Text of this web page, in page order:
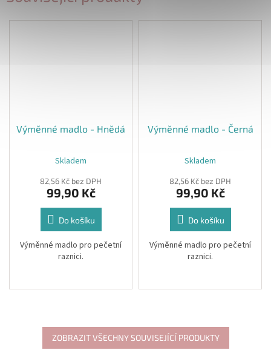
Výměnné madlo - Hnědá
Skladem
82,56 Kč bez DPH
99,90 Kč
Do košíku
Výměnné madlo pro pečetní
raznici.
Barva: Hnědá
Výměnné madlo - Černá
Skladem
82,56 Kč bez DPH
99,90 Kč
Do košíku
Výměnné madlo pro pečetní
raznici.
Barva: Černá
ZOBRAZIT VŠECHNY SOUVISEJÍCÍ PRODUKTY